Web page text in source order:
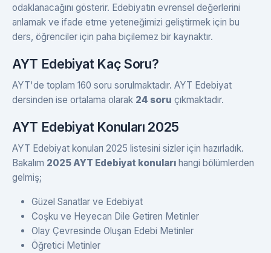
odaklanacağını gösterir. Edebiyatın evrensel değerlerini
anlamak ve ifade etme yeteneğimizi geliştirmek için bu
ders, öğrenciler için paha biçilemez bir kaynaktır.
AYT Edebiyat Kaç Soru?
AYT'de toplam 160 soru sorulmaktadır. AYT Edebiyat
dersinden ise ortalama olarak 24 soru çıkmaktadır.
AYT Edebiyat Konuları 2025
AYT Edebiyat konuları 2025 listesini sizler için hazırladık.
Bakalım 2025 AYT Edebiyat konuları hangi bölümlerden
gelmiş;
Güzel Sanatlar ve Edebiyat
Coşku ve Heyecan Dile Getiren Metinler
Olay Çevresinde Oluşan Edebi Metinler
Öğretici Metinler